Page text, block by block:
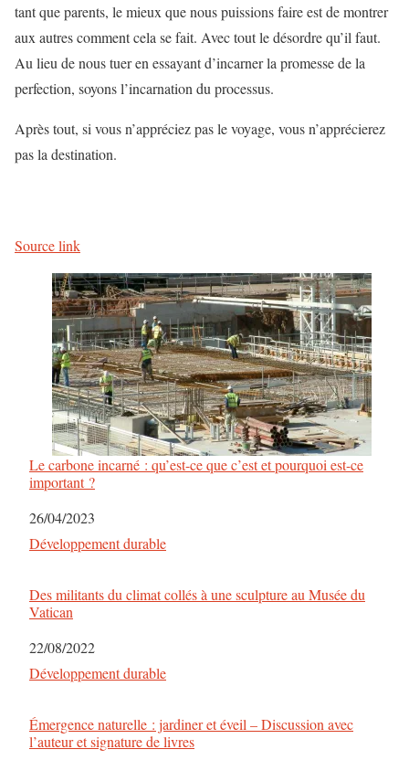
tant que parents, le mieux que nous puissions faire est de montrer
aux autres comment cela se fait. Avec tout le désordre qu’il faut.
Au lieu de nous tuer en essayant d’incarner la promesse de la
perfection, soyons l’incarnation du processus.
Après tout, si vous n’appréciez pas le voyage, vous n’apprécierez
pas la destination.
Source link
Le carbone incarné : qu’est-ce que c’est et pourquoi est-ce
important ?
Date
26/04/2023
Par rapport à
Développement durable
Des militants du climat collés à une sculpture au Musée du
Vatican
Date
22/08/2022
Par rapport à
Développement durable
Émergence naturelle : jardiner et éveil – Discussion avec
l’auteur et signature de livres